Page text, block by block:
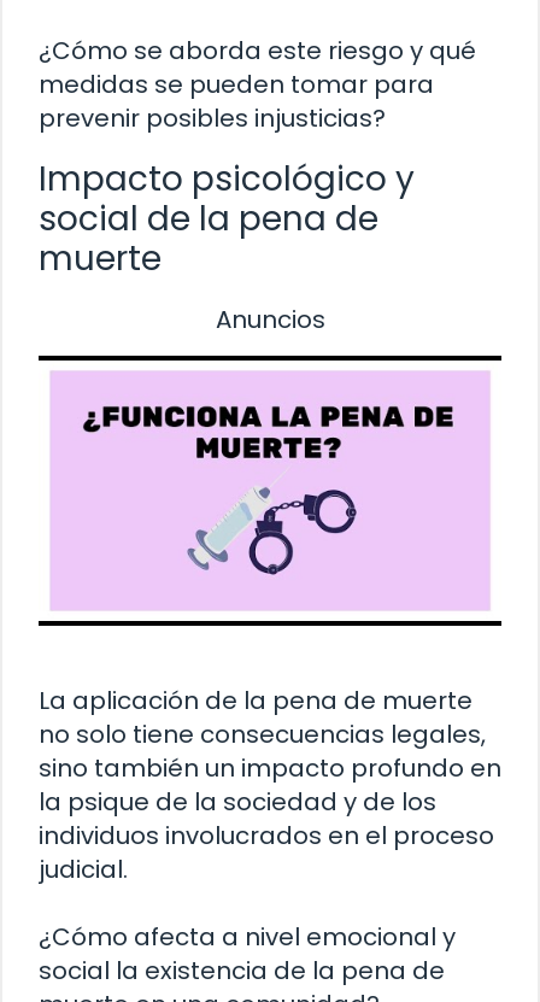
¿Cómo se aborda este riesgo y qué
medidas se pueden tomar para
prevenir posibles injusticias?
Impacto psicológico y
social de la pena de
muerte
Anuncios
La aplicación de la pena de muerte
no solo tiene consecuencias legales,
sino también un impacto profundo en
la psique de la sociedad y de los
individuos involucrados en el proceso
judicial.
¿Cómo afecta a nivel emocional y
social la existencia de la pena de